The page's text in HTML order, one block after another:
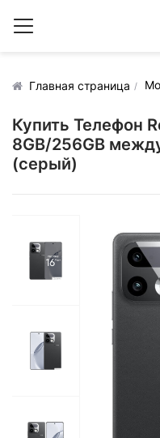
Главная страница
Купить Телефон
8GB/256GB
(серый)